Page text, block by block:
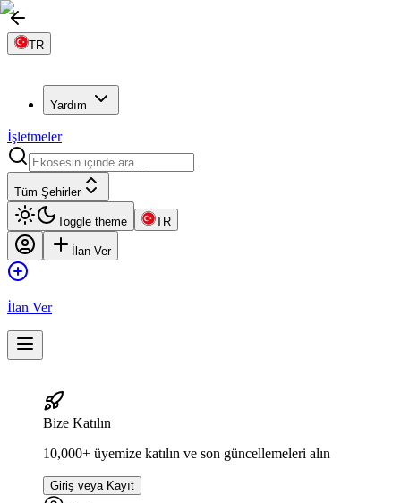
TR
Yardım
İşletmeler
Tüm Şehirler
Toggle theme TR
İlan Ver
İlan Ver
Bize Katılın
10,000+ üyemize katılın ve son güncellemeleri alın
Giriş veya Kayıt